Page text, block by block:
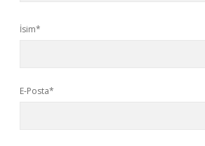
İsim*
E-Posta*